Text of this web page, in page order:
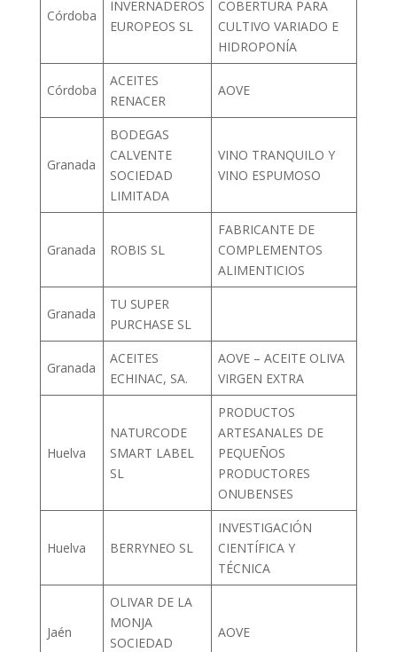
Córdoba
INVERNADEROS
EUROPEOS SL
COBERTURA PARA
CULTIVO VARIADO E
HIDROPONÍA
Córdoba
ACEITES
RENACER
AOVE
Granada
BODEGAS
CALVENTE
SOCIEDAD
LIMITADA
VINO TRANQUILO Y
VINO ESPUMOSO
Granada ROBIS SL
FABRICANTE DE
COMPLEMENTOS
ALIMENTICIOS
Granada
TU SUPER
PURCHASE SL
Granada
ACEITES
ECHINAC, SA.
AOVE – ACEITE OLIVA
VIRGEN EXTRA
Huelva
NATURCODE
SMART LABEL
SL
PRODUCTOS
ARTESANALES DE
PEQUEÑOS
PRODUCTORES
ONUBENSES
Huelva BERRYNEO SL
INVESTIGACIÓN
CIENTÍFICA Y
TÉCNICA
Jaén
OLIVAR DE LA
MONJA
SOCIEDAD
AOVE